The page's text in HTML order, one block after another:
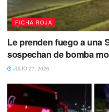
FICHA ROJA
Le prenden fuego a una
sospechan de bomba
JULIO 27, 2026